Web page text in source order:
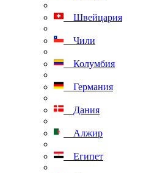
Швейцария
Чили
Колумбия
Германия
Дания
Алжир
Египет